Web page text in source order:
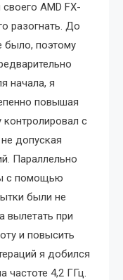
AMD FX-
разогнать. До
было, поэтому
начала, я
повышая
контролировал с
допуская
Параллельно
с помощью
были не
вылетать при
и повысить
я добился
частоте 4,2 ГГц.